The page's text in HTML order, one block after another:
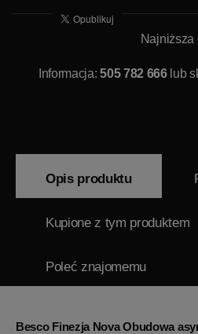
Najniższa
Informacja:505 782 666lub
Opis produktu
Kupione z tym produktem
Poleć znajomemu
Besco Finezja Nova Obudowa